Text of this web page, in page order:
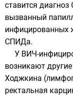
ставится
вызванный
инфицированных
СПИДа.
У ВИЧ-
возникают
Ходжкина
ректальная